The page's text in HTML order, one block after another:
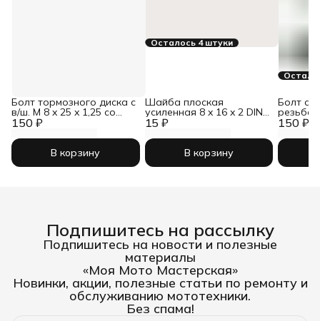
150 ₽
Болт тормозного диска с
в/ш. М 8 x 25 x 1,25 со
ступенькой
В корзину
Осталось 4 штуки
15 ₽
Шайба плоская
усиленная 8 x 16 x 2 DIN
1440
В корзину
150 ₽
Болт с
кл.пр.
Подпишитесь на рассылку
Подпишитесь на новости и полезные
материалы
«Моя Мото Мастерская»
Новинки, акции, полезные статьи по ремонту и
обслуживанию мототехники.
Без спама!